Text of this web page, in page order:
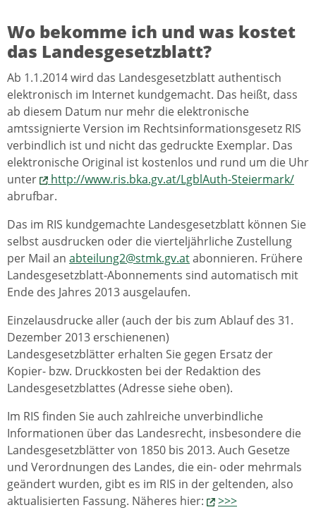
Wo bekomme ich und was kostet
das Landesgesetzblatt?
Ab 1.1.2014 wird das Landesgesetzblatt authentisch
elektronisch im Internet kundgemacht. Das heißt, dass
ab diesem Datum nur mehr die elektronische
amtssignierte Version im Rechtsinformationsgesetz RIS
verbindlich ist und nicht das gedruckte Exemplar. Das
elektronische Original ist kostenlos und rund um die Uhr
unter
http://www.ris.bka.gv.at/LgblAuth-Steiermark/
abrufbar.
Das im RIS kundgemachte Landesgesetzblatt können Sie
selbst ausdrucken oder die vierteljährliche Zustellung
per Mail an abteilung2@stmk.gv.atabonnieren. Frühere
Landesgesetzblatt-Abonnements sind automatisch mit
Ende des Jahres 2013 ausgelaufen.
Einzelausdrucke aller (auch der bis zum Ablauf des 31.
Dezember 2013 erschienenen)
Landesgesetzblätter erhalten Sie gegen Ersatz der
Kopier- bzw. Druckkosten bei der Redaktion des
Landesgesetzblattes (Adresse siehe oben).
Im RIS finden Sie auch zahlreiche unverbindliche
Informationen über das Landesrecht, insbesondere die
Landesgesetzblätter von 1850 bis 2013. Auch Gesetze
und Verordnungen des Landes, die ein- oder mehrmals
geändert wurden, gibt es im RIS in der geltenden, also
aktualisierten Fassung. Näheres hier:
>>>